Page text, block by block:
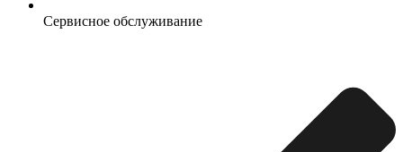
Сервисное обслуживание